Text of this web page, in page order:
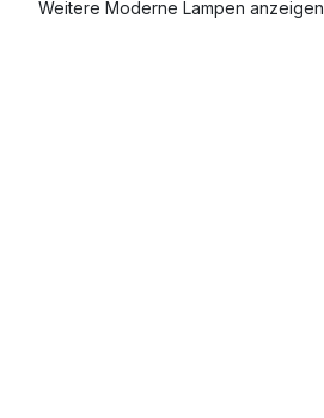
Weitere Moderne Lampen anzeigen